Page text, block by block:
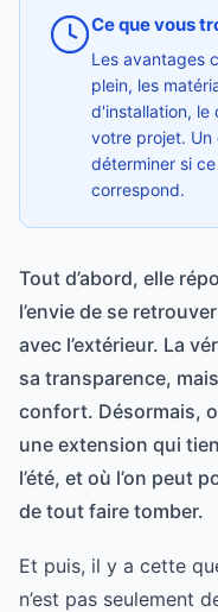
Ce que vous
Les avantages
plein, les
d'installation, le
votre projet. Un
déterminer si
correspond.
Tout d’abord, elle
l’envie de se
avec l’extérieur. La
sa transparence,
confort. Désormais,
une extension qui
l’été, et où l’on peut
de tout faire tomber.
Et puis, il y a cette
n’est pas seulement